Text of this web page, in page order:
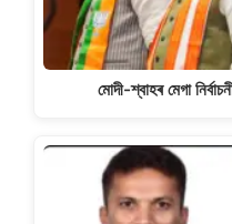
মোদী-শ্বাহৰ মেগা